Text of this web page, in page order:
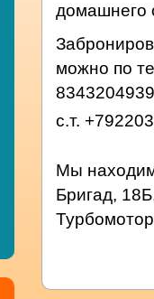
домашнего
можно по
с.т.
Мы
Бригад,